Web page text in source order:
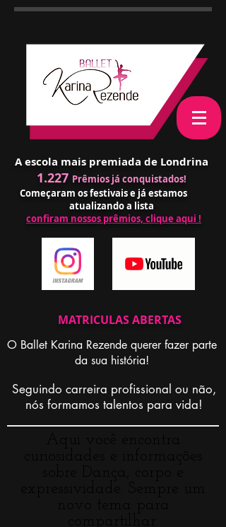
A escola mais premiada de Londrina
1.227 Prêmios já conquistados!
Começaram os festivais e já estamos
atualizando a lista
confiram nossos prêmios, clique aqui !
MATRICULAS ABERTAS
O Ballet Karina Rezende querer fazer parte
da sua história!
Seguindo carreira profissional ou não,
nós formamos talentos para vida!